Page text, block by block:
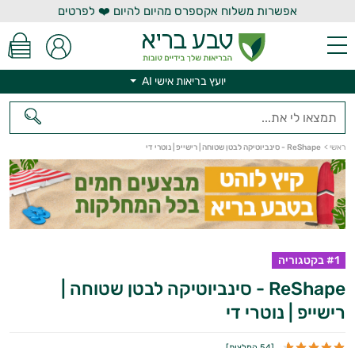
אפשרות משלוח אקספרס מהיום להיום ❤️ לפרטים
יועץ בריאות אישי AI
ראשי > ReShape - סינביוטיקה לבטן שטוחה | רישייפ | נוטרי די
#1 בקטגוריה
ReShape - סינביוטיקה לבטן שטוחה |
רישייפ | נוטרי די
יועץ בריאות אישי AI